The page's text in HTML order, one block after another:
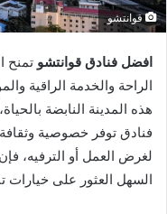
قوانتشو
افضل فنادق قوانتشو تمنح
الراحة والخدمة الراقية
هذه المدينة النابضة
فنادق توفر خصوصية
لغرض العمل أو الترفيه،
السهل العثور على خيارات